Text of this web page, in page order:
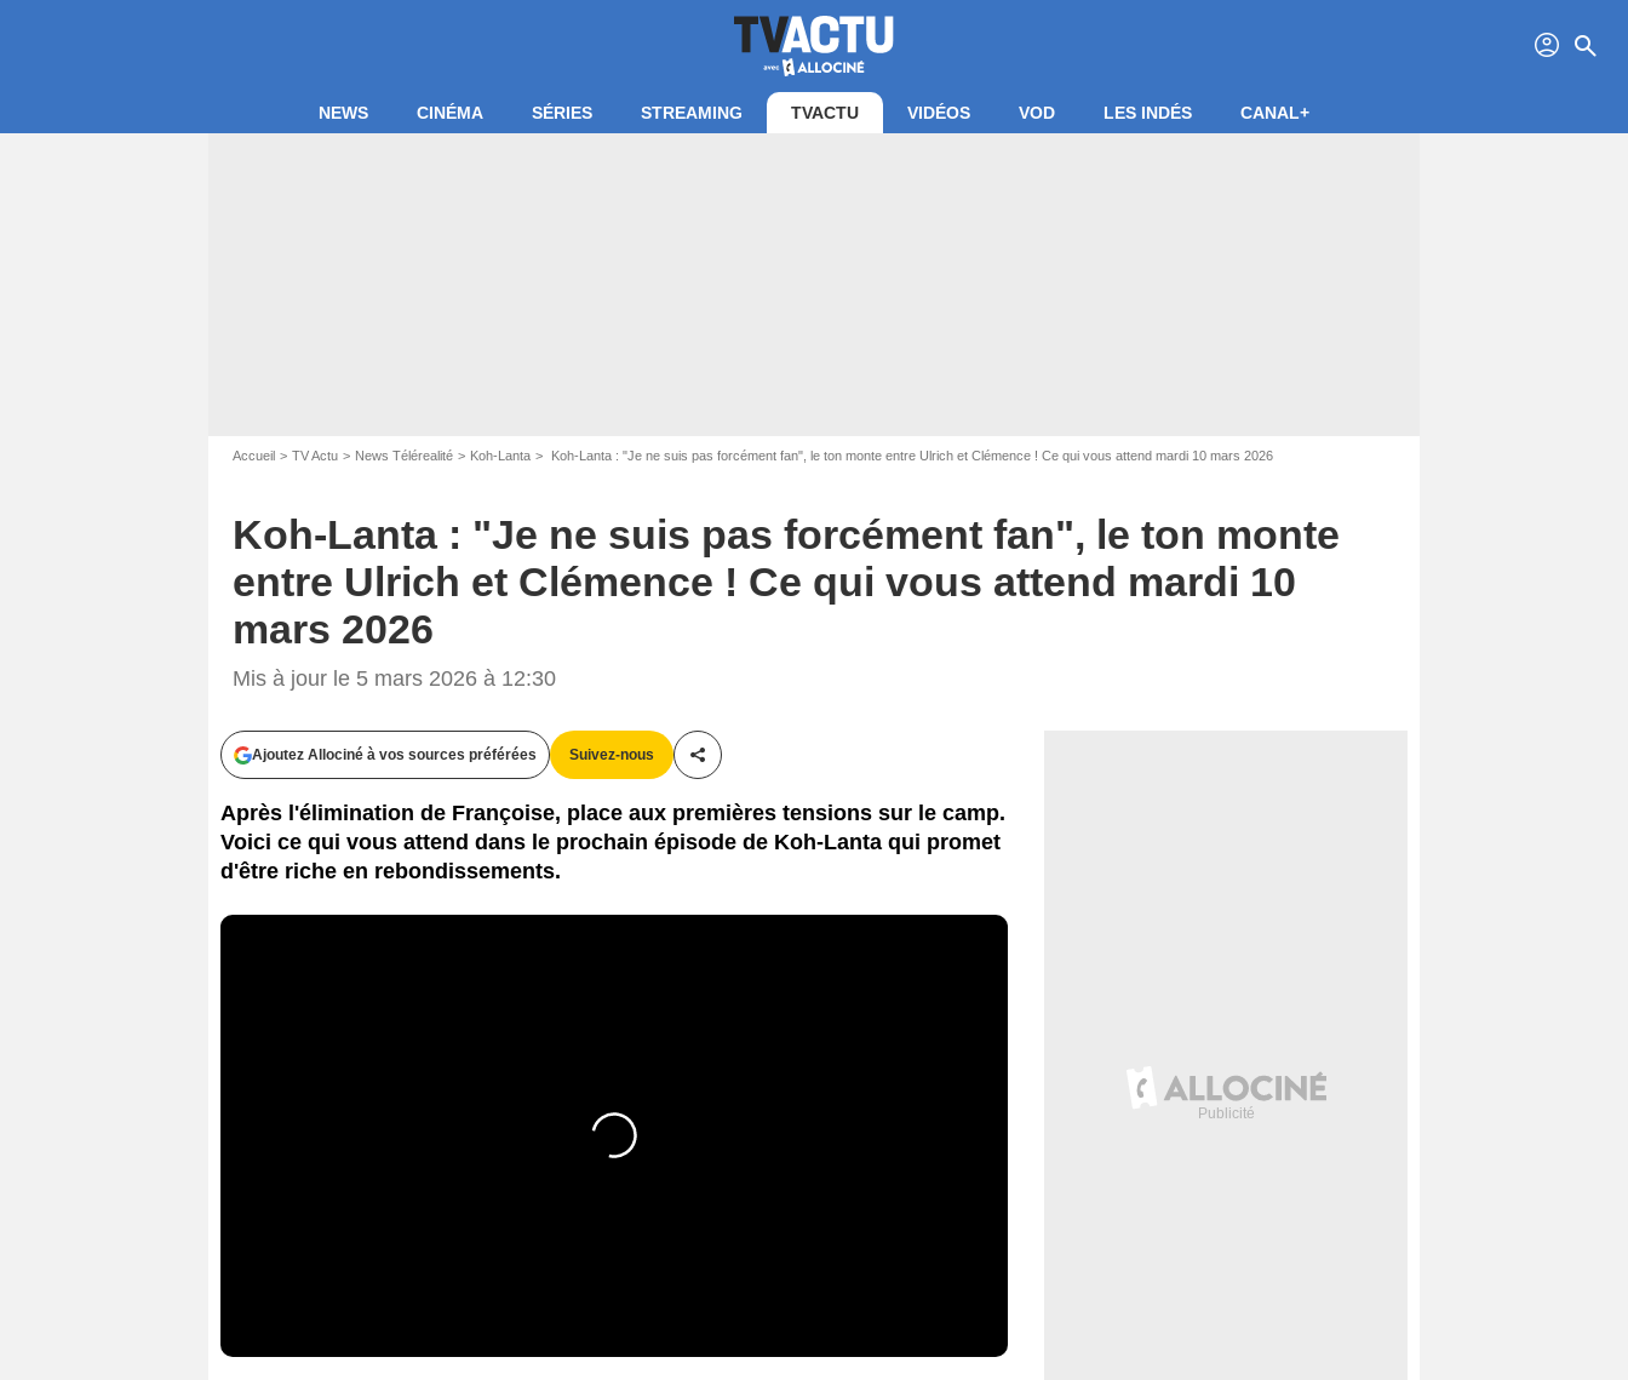
profil search
NEWS CINÉMA SÉRIES STREAMING TVACTU VIDÉOS VOD LES INDÉS CANAL+
Accueil TV Actu News Télérealité Koh-Lanta Koh-Lanta : "Je ne suis pas forcément fan", le ton monte entre Ulrich et Clémence ! Ce qui vous attend mardi 10 mars 2026
Koh-Lanta : "Je ne suis pas forcément fan", le ton monte
entre Ulrich et Clémence ! Ce qui vous attend mardi 10
mars 2026
Mis à jour le 5 mars 2026 à 12:30
Ajoutez Allociné à vos sources préférées Suivez-nous
Partager cet article
Après l'élimination de Françoise, place aux premières tensions sur le camp.
Voici ce qui vous attend dans le prochain épisode de Koh-Lanta qui promet
d'être riche en rebondissements.